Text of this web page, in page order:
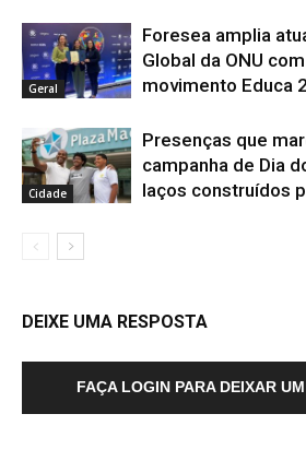
Geral
Foresea amplia
Global da ONU
movimento Educa
Cidade
Presenças que
campanha de Dia
laços construídos
DEIXE UMA RESPOSTA
FAÇA LOGIN PARA DEIXAR